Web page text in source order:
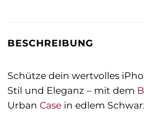
BESCHREIBUNG
Schütze dein wertvolles
Stil und Eleganz – mit dem
Urban Case in edlem